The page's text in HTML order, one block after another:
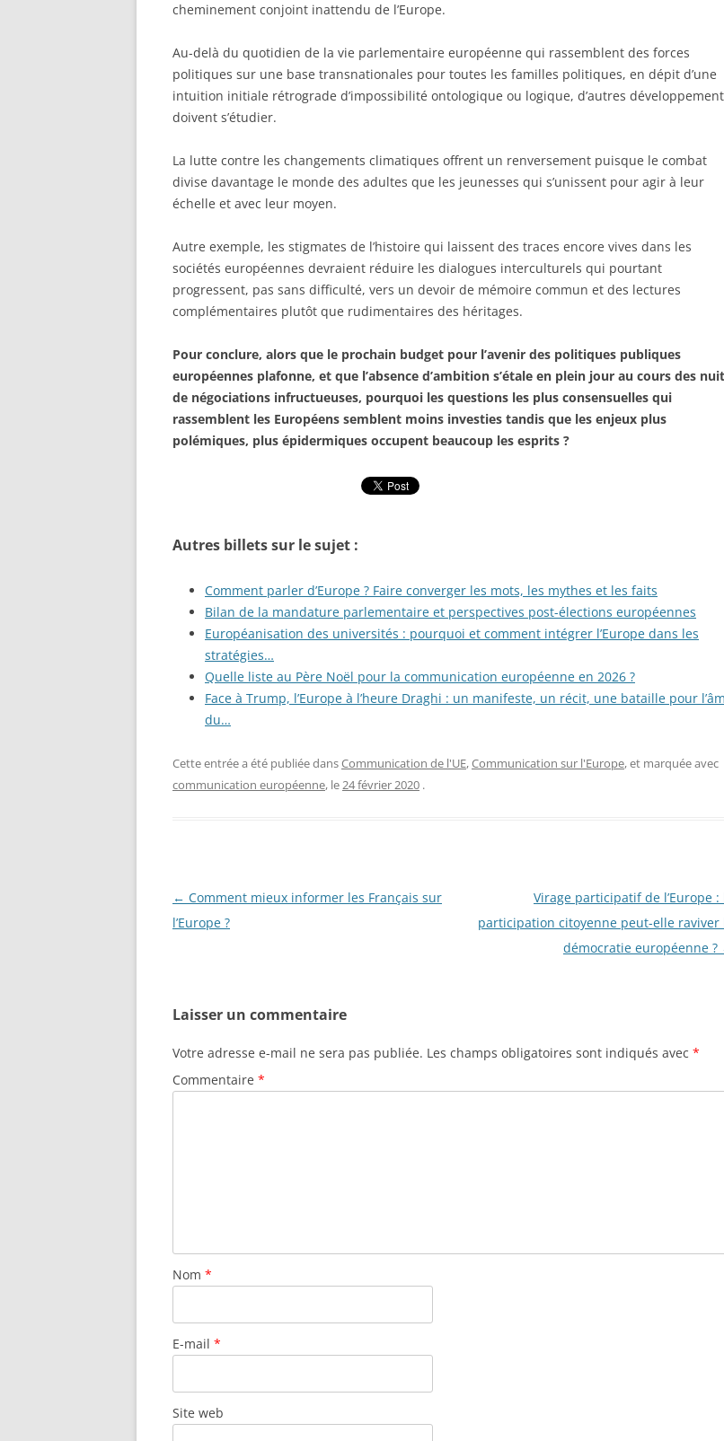
cheminement conjoint inattendu de l’Europe.
Au-delà du quotidien de la vie parlementaire européenne qui rassemblent des forces
politiques sur une base transnationales pour toutes les familles politiques, en dépit d’une
intuition initiale rétrograde d’impossibilité ontologique ou logique, d’autres
doivent s’étudier.
La lutte contre les changements climatiques offrent un renversement puisque le combat
divise davantage le monde des adultes que les jeunesses qui s’unissent pour agir à leur
échelle et avec leur moyen.
Autre exemple, les stigmates de l’histoire qui laissent des traces encore vives dans les
sociétés européennes devraient réduire les dialogues interculturels qui pourtant
progressent, pas sans difficulté, vers un devoir de mémoire commun et des lectures
complémentaires plutôt que rudimentaires des héritages.
Pour conclure, alors que le prochain budget pour l’avenir des politiques publiques
européennes plafonne, et que l’absence d’ambition s’étale en plein jour au cours des
de négociations infructueuses, pourquoi les questions les plus consensuelles qui
rassemblent les Européens semblent moins investies tandis que les enjeux plus
polémiques, plus épidermiques occupent beaucoup les esprits ?
Autres billets sur le sujet :
Comment parler d’Europe ? Faire converger les mots, les mythes et les faits
Bilan de la mandature parlementaire et perspectives post-élections européennes
Européanisation des universités : pourquoi et comment intégrer l’Europe dans les
stratégies…
Quelle liste au Père Noël pour la communication européenne en 2026 ?
Face à Trump, l’Europe à l’heure Draghi : un manifeste, un récit, une bataille pour
du…
Cette entrée a été publiée dansCommunication de l'UE,Communication sur l'Europe, et marquée avec
communication européenne, le24 février 2020 .
Navigation
des
← Comment mieux informer les Français sur
l’Europe ?
Virage participatif de l’Europe :
participation citoyenne peut-elle raviver
démocratie européenne ?
Laisser un commentaire
Votre adresse e-mail ne sera pas publiée. Les champs obligatoires sont indiqués avec *
Commentaire *
Nom *
E-mail *
Site web